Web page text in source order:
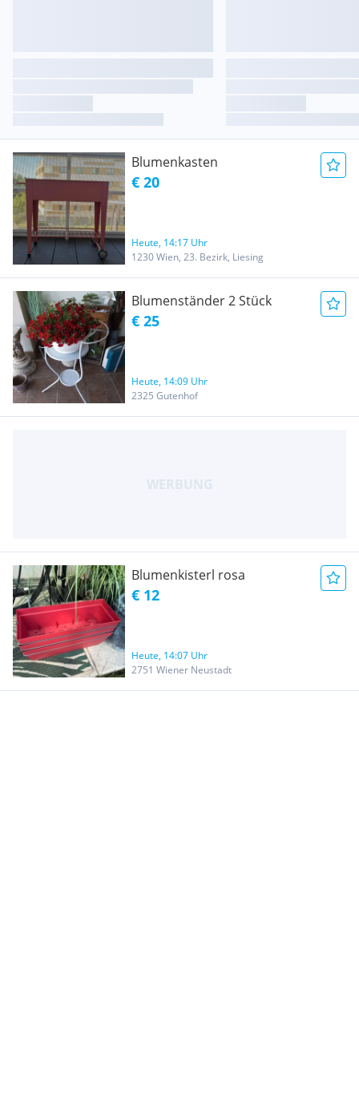
Blumenkasten
€ 20
Heute, 14:17 Uhr
1230 Wien, 23. Bezirk, Liesing
Blumenständer 2 Stück
€ 25
Heute, 14:09 Uhr
2325 Gutenhof
Blumenkisterl rosa
€ 12
Heute, 14:07 Uhr
2751 Wiener Neustadt